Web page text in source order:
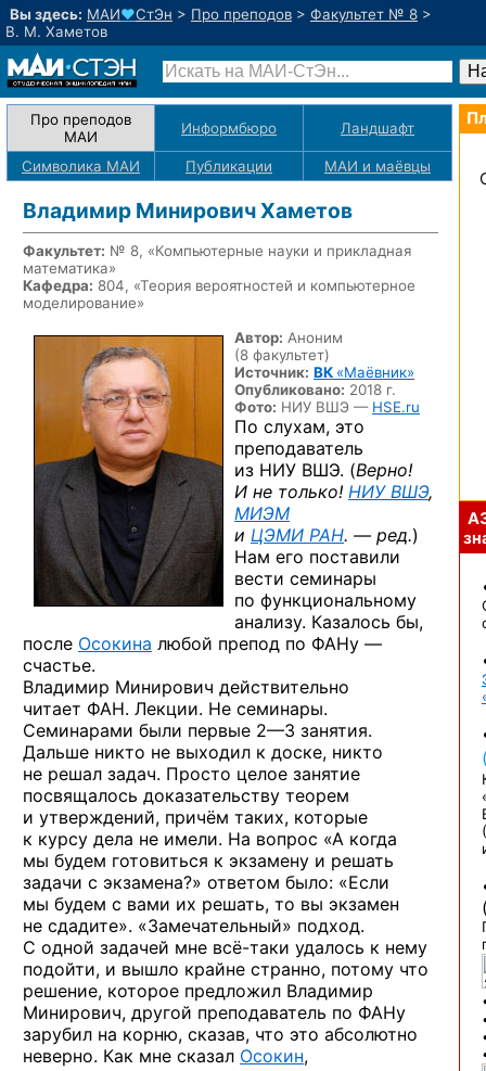
Вы здесь: МАИ♥СтЭн > Про преподов > Факультет № 8 >
В. М. Хаметов
Про преподов
МАИ
Информбюро Ландшафт
Символика МАИ Публикации МАИ и маёвцы
Владимир Минирович Хаметов
Факультет: № 8, «Компьютерные науки и прикладная
математика»
Кафедра: 804, «Теория вероятностей и компьютерное
моделирование»
Автор: Аноним
(8 факультет)
Источник: ВК «Маёвник»
Опубликовано: 2018 г.
Фото: НИУ ВШЭ — HSE.ru
По слухам, это
преподаватель
из НИУ ВШЭ. (Верно!
И не только! НИУ ВШЭ,
МИЭМ
и ЦЭМИ РАН. — ред.)
Нам его поставили
вести семинары
по функциональному
анализу. Казалось бы,
после Осокина любой препод по ФАНу —
счастье.
Владимир Минирович действительно
читает ФАН. Лекции. Не семинары.
Семинарами были первые 2—3 занятия.
Дальше никто не выходил к доске, никто
не решал задач. Просто целое занятие
посвящалось доказательству теорем
и утверждений, причём таких, которые
к курсу дела не имели. На вопрос «А когда
мы будем готовиться к экзамену и решать
задачи с экзамена?» ответом было: «Если
мы будем с вами их решать, то вы экзамен
не сдадите». «Замечательный» подход.
С одной задачей мне всё-таки удалось к нему
подойти, и вышло крайне странно, потому что
решение, которое предложил Владимир
Минирович, другой преподаватель по ФАНу
зарубил на корню, сказав, что это абсолютно
неверно. Как мне сказал Осокин,
(